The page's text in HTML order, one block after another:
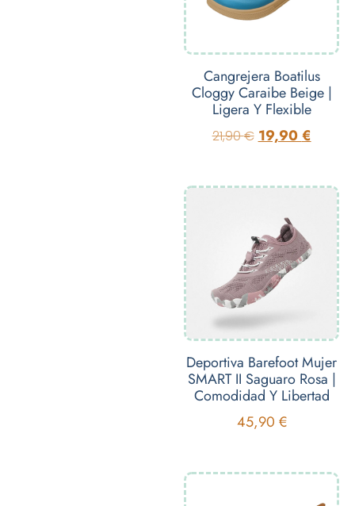
Cangrejera Boatilus
Cloggy Caraibe Beige |
Ligera Y Flexible
21,90€ 19,90€
Deportiva Barefoot Mujer
SMART II Saguaro Rosa |
Comodidad Y Libertad
45,90 €